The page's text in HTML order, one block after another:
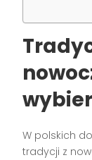
W polskich
tradycji z